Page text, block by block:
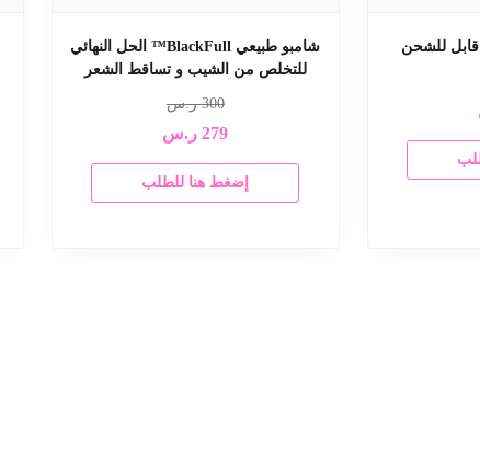
للشحن
شامبو طبيعي BlackFull™ الحل النهائي
للتخلص من الشيب و تساقط الشعر
300ر.س
279ر.س
إضغط هنا للطلب